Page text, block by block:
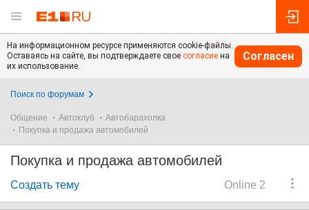
На информационном ресурсе применяются cookie-файлы.
Оставаясь на сайте, вы подтверждаете свое согласие на
их использование.
Согласен
Поиск по форумам
Общение Автоклуб
Автобарахолка
Покупка и продажа автомобилей
Покупка и продажа автомобилей
Online 2
Создать тему